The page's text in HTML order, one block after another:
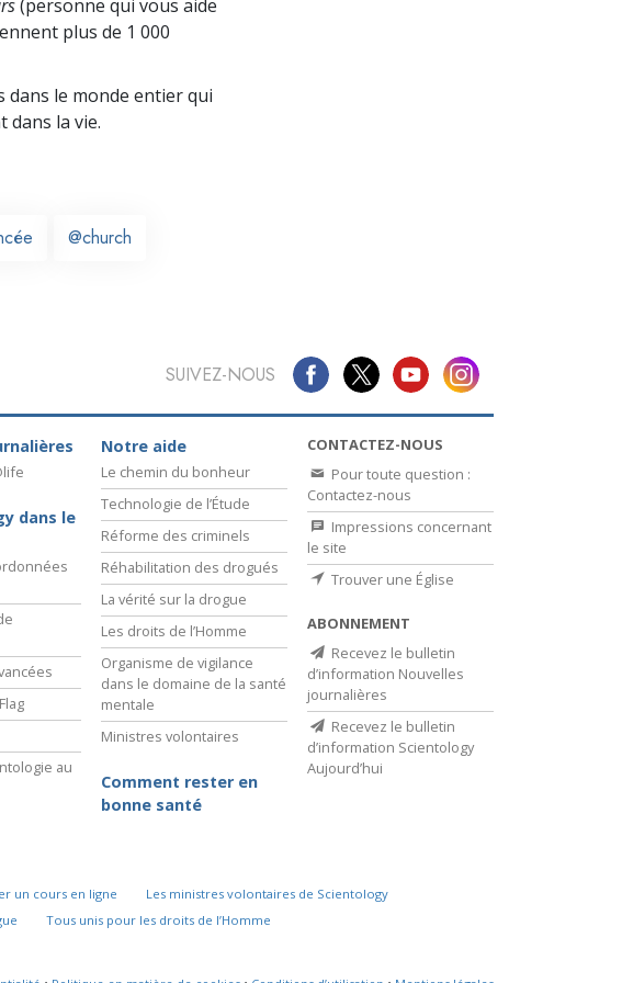
(personne qui vous aide
plus de 1 000
le monde entier qui
dans la vie.
@church
SUIVEZ-NOUS
dans le
au
Notre aide
Le chemin du bonheur
Technologie de l’Étude
Réforme des criminels
Réhabilitation des drogués
La vérité sur la drogue
Les droits de l’Homme
Organisme de vigilance
dans le domaine de la santé
mentale
Ministres volontaires
Comment rester en
bonne santé
CONTACTEZ-NOUS
Pour toute question :
Contactez-nous
Impressions concernant
le site
Trouver une Église
ABONNEMENT
Recevez le bulletin
d’information Nouvelles
journalières
Recevez le bulletin
d’information Scientology
Aujourd’hui
un cours en ligne
Les ministres volontaires de Scientology
Tous unis pour les droits de l’Homme